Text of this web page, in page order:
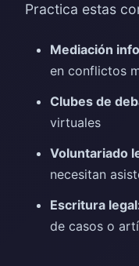
Practica estas
Mediación
en conflictos
Clubes de
virtuales
Voluntariado
necesitan
Escritura
de casos o